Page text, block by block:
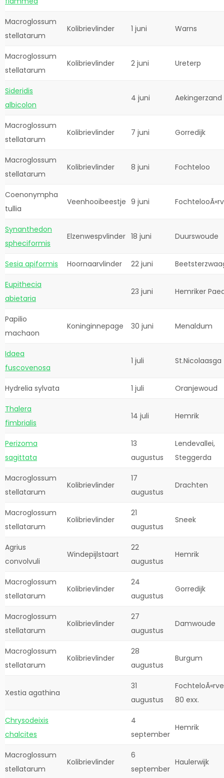
Macroglossum
stellatarum
Kolibrievlinder 1 juni Warns
Macroglossum
stellatarum
Kolibrievlinder 2 juni Ureterp
Sideridis
albicolon
4 juni Aekingerzand
Macroglossum
stellatarum
Kolibrievlinder 7 juni Gorredijk
Macroglossum
stellatarum
Kolibrievlinder 8 juni Fochteloo
Coenonympha
tullia
Veenhooibeestje 9 juni
Synanthedon
spheciformis
Elzenwespvlinder 18 juni Duurswoude
Sesia apiformis Hoornaarvlinder 22 juni
Eupithecia
abietaria
23 juni Hemriker
Papilio
machaon
Koninginnepage 30 juni Menaldum
Idaea
fuscovenosa
1 juli St.Nicolaasga
Hydrelia sylvata 1 juli Oranjewoud
Thalera
fimbrialis
14 juli Hemrik
Perizoma
sagittata
13
augustus
Lendevallei,
Steggerda
Macroglossum
stellatarum
Kolibrievlinder
17
augustus
Drachten
Macroglossum
stellatarum
Kolibrievlinder
21
augustus
Sneek
Agrius
convolvuli
Windepijlstaart
22
augustus
Hemrik
Macroglossum
stellatarum
Kolibrievlinder
24
augustus
Gorredijk
Macroglossum
stellatarum
Kolibrievlinder
27
augustus
Damwoude
Macroglossum
stellatarum
Kolibrievlinder
28
augustus
Burgum
Xestia agathina
31
augustus
80 exx.
Chrysodeixis
chalcites
4
september
Hemrik
Macroglossum
stellatarum
Kolibrievlinder
6
september
Haulerwijk